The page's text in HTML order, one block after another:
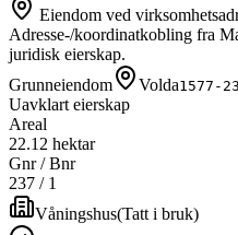
Eiendom ved
Adresse-/koordinatkobling fra
juridisk eierskap.
Grunneiendom
Volda1577-
Uavklart eierskap
Areal
22.12 hektar
Gnr / Bnr
237 / 1
Våningshus(Tatt i bruk)